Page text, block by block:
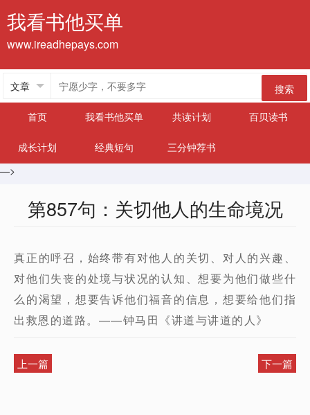
我看书他买单
www.ireadhepays.com
搜索
首页
我看书他买单 共读计划 百贝读书
成长计划 经典短句
三分钟荐书
—>
第857句：关切他人的生命境况
真正的呼召，始终带有对他人的关切、对人的兴趣、
对他们失丧的处境与状况的认知、想要为他们做些什
么的渴望，想要告诉他们福音的信息，想要给他们指
出救恩的道路。——钟马田《讲道与讲道的人》
上一篇 下一篇